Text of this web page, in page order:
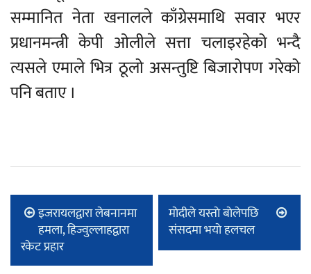
सम्मानित नेता खनालले काँग्रेसमाथि सवार भएर
प्रधानमन्त्री केपी ओलीले सत्ता चलाइरहेको भन्दै
त्यसले एमाले भित्र ठूलो असन्तुष्टि बिजारोपण गरेको
पनि बताए ।
इजरायलद्वारा लेबनानमा
हमला, हिज्वुल्लाहद्वारा
रकेट प्रहार
माेदीले यस्ताे बाेलेपछि
संसदमा भयाे हलचल